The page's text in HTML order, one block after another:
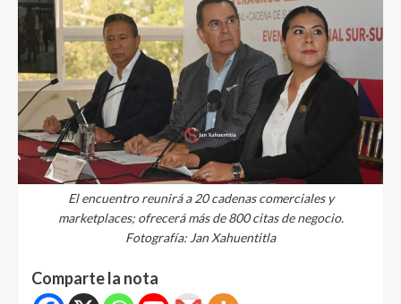
El encuentro reunirá a 20 cadenas comerciales y
marketplaces; ofrecerá más de 800 citas de negocio.
Fotografía: Jan Xahuentitla
Comparte la nota